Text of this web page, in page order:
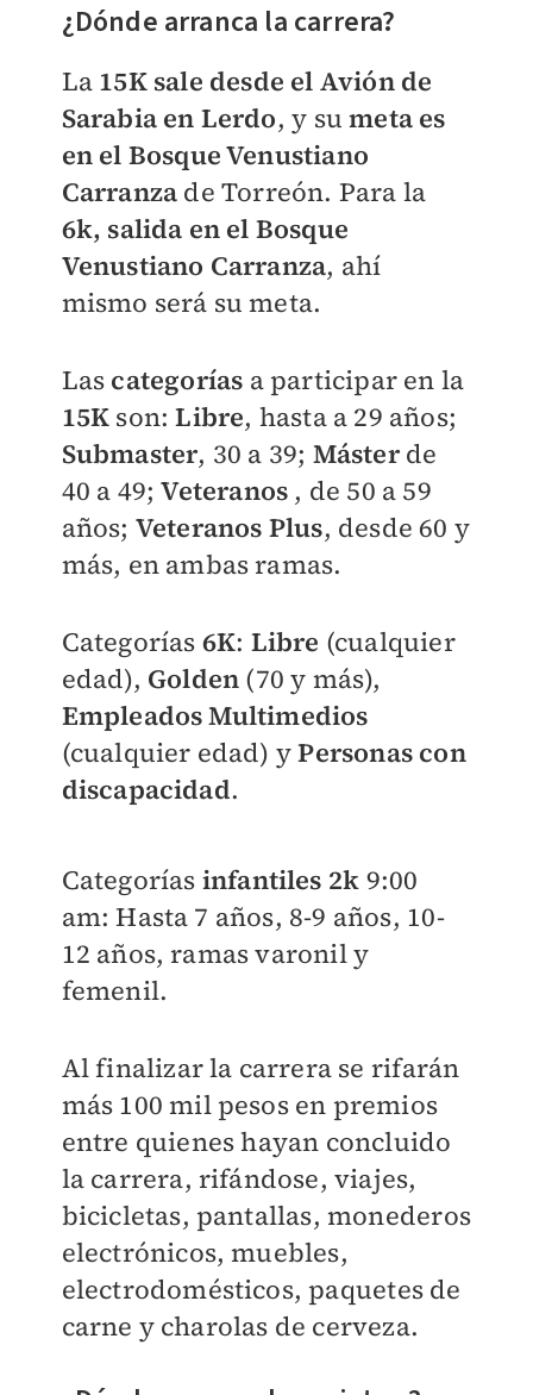
¿Dónde arranca la carrera?
La 15K sale desde el Avión de
Sarabia en Lerdo, y sumeta es
en el Bosque Venustiano
Carranza de Torreón. Para la
6k, salida en el Bosque
Venustiano Carranza, ahí
mismo será su meta.
Las categorías a participar en la
15K son:Libre, hasta a 29 años;
Submaster, 30 a 39; Másterde
40 a 49;Veteranos , de 50 a 59
años; Veteranos Plus, desde 60 y
más, en ambas ramas.
Categorías 6K: Libre (cualquier
edad), Golden (70 y más),
Empleados Multimedios
(cualquier edad) yPersonas con
discapacidad.
Categorías infantiles 2k 9:00
am: Hasta 7 años, 8-9 años, 10-
12 años, ramas varonil y
femenil.
Al finalizar la carrera se rifarán
más 100 mil pesos en premios
entre quieneshayan concluido
la carrera, rifándose, viajes,
bicicletas, pantallas, monederos
electrónicos, muebles,
electrodomésticos, paquetes de
carne y charolas de cerveza.